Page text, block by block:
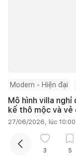
Modern - Hiện đại
Mô hình villa
kế thô mộc và vẻ
27/06/2026, lúc 10:00
SPACE PLUS
Tư vấn, thiết kế
3 5